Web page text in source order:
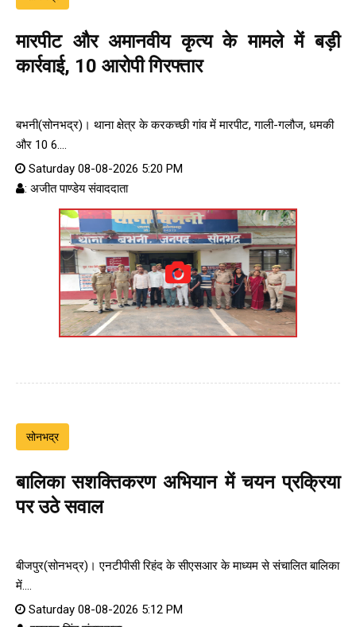
मारपीट और अमानवीय कृत्य के मामले में बड़ी
कार्रवाई, 10 आरोपी गिरफ्तार
बभनी(सोनभद्र)। थाना क्षेत्र के करकच्छी गांव में मारपीट, गाली-गलौज, धमकी
और 10 6....
Saturday 08-08-2026 5:20 PM
: अजीत पाण्डेय संवाददाता
सोनभद्र
बालिका सशक्तिकरण अभियान में चयन प्रक्रिया
पर उठे सवाल
बीजपुर(सोनभद्र)। एनटीपीसी रिहंद के सीएसआर के माध्यम से संचालित बालिका
में....
Saturday 08-08-2026 5:12 PM